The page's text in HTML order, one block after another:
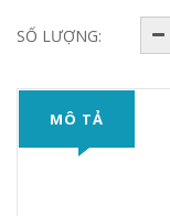
SỐ LƯỢNG:
MÔ TẢ